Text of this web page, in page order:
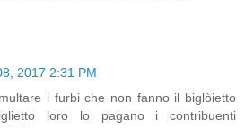
2017 2:31 PM
i furbi che non fanno il biglòietto
loro lo pagano i contribuenti